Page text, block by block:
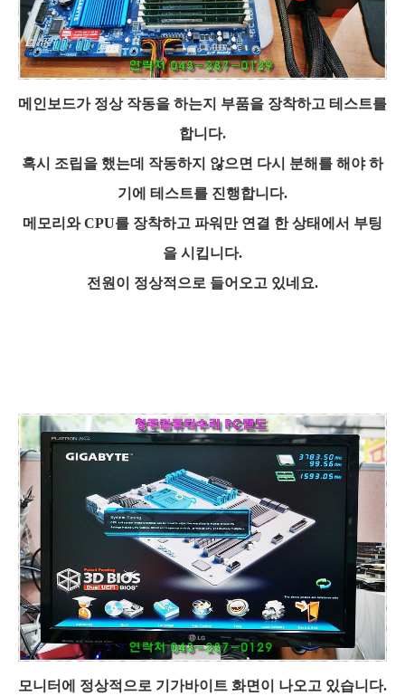
메인보드가 정상 작동을 하는지 부품을 장착하고 테스트를
합니다.
혹시 조립을 했는데 작동하지 않으면 다시 분해를 해야 하
기에 테스트를 진행합니다.
메모리와 CPU를 장착하고 파워만 연결 한 상태에서 부팅
을 시킵니다.
전원이 정상적으로 들어오고 있네요.
모니터에 정상적으로 기가바이트 화면이 나오고 있습니다.